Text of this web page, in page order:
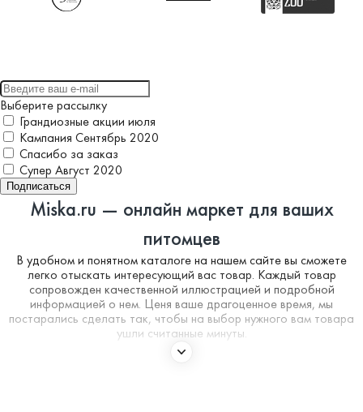
Выберите рассылку
Грандиозные акции июля
Кампания Сентябрь 2020
Спасибо за заказ
Супер Август 2020
Подписаться
Miska.ru — онлайн маркет для ваших
питомцев
В удобном и понятном каталоге на нашем сайте вы сможете
легко отыскать интересующий вас товар. Каждый товар
сопровожден качественной иллюстрацией и подробной
информацией о нем. Ценя ваше драгоценное время, мы
постарались сделать так, чтобы на выбор нужного вам товара
ушли считанные минуты.